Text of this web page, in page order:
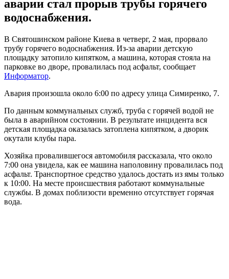
аварии стал прорыв трубы горячего
водоснабжения.
В Святошинском районе Киева в четверг, 2 мая, прорвало
трубу горячего водоснабжения. Из-за аварии детскую
площадку затопило кипятком, а машина, которая стояла на
парковке во дворе, провалилась под асфальт, сообщает
Информатор.
Авария произошла около 6:00 по адресу улица Симиренко, 7.
По данным коммунальных служб, труба с горячей водой не
была в аварийном состоянии. В результате инцидента вся
детская площадка оказалась затоплена кипятком, а дворик
окутали клубы пара.
Хозяйка провалившегося автомобиля рассказала, что около
7:00 она увидела, как ее машина наполовину провалилась под
асфальт. Транспортное средство удалось достать из ямы только
к 10:00. На месте происшествия работают коммунальные
службы. В домах поблизости временно отсутствует горячая
вода.